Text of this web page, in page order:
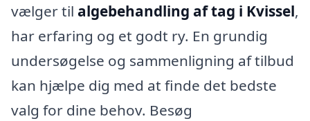
vælger til algebehandling af tag i Kvissel,
har erfaring og et godt ry. En grundig
undersøgelse og sammenligning af tilbud
kan hjælpe dig med at finde det bedste
valg for dine behov. Besøg